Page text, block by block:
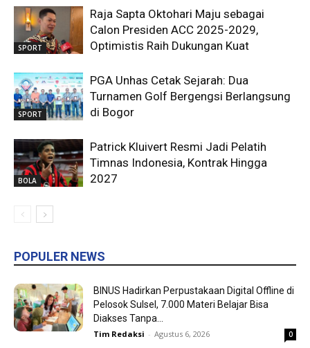
SPORT
Raja Sapta Oktohari Maju sebagai
Calon Presiden ACC 2025-2029,
Optimistis Raih Dukungan Kuat
SPORT
PGA Unhas Cetak Sejarah: Dua
Turnamen Golf Bergengsi Berlangsung
di Bogor
BOLA
Patrick Kluivert Resmi Jadi Pelatih
Timnas Indonesia, Kontrak Hingga
2027
POPULER NEWS
BINUS Hadirkan Perpustakaan Digital Offline di
Pelosok Sulsel, 7.000 Materi Belajar Bisa
Diakses Tanpa...
Tim Redaksi - Agustus 6, 2026 0